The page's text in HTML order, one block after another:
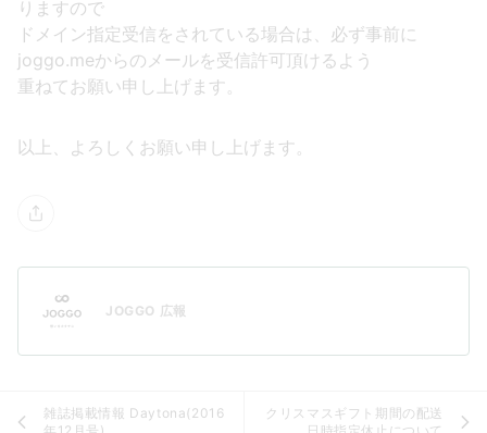
りますので
ドメイン指定受信をされている場合は、必ず事前に
joggo.meからのメールを受信許可頂けるよう
重ねてお願い申し上げます。
以上、よろしくお願い申し上げます。
JOGGO 広報
雑誌掲載情報 Daytona(2016
クリスマスギフト期間の配送